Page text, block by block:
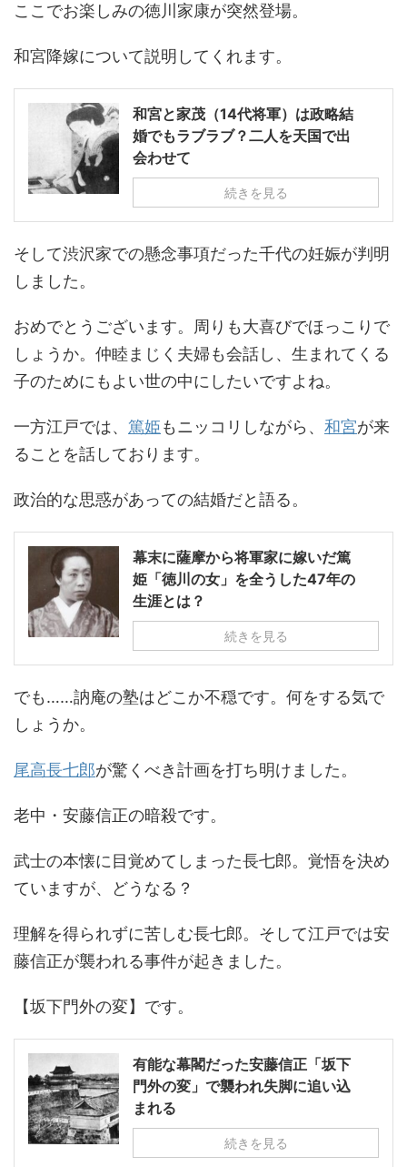
ここでお楽しみの徳川家康が突然登場。
和宮降嫁について説明してくれます。
和宮と家茂（14代将軍）は政略結
婚でもラブラブ？二人を天国で出
会わせて
続きを見る
そして渋沢家での懸念事項だった千代の妊娠が判明
しました。
おめでとうございます。周りも大喜びでほっこりで
しょうか。仲睦まじく夫婦も会話し、生まれてくる
子のためにもよい世の中にしたいですよね。
一方江戸では、 篤姫もニッコリしながら、 和宮が来
ることを話しております。
政治的な思惑があっての結婚だと語る。
幕末に薩摩から将軍家に嫁いだ篤
姫「徳川の女」を全うした47年の
生涯とは？
続きを見る
でも……訥庵の塾はどこか不穏です。何をする気で
しょうか。
尾高長七郎が驚くべき計画を打ち明けました。
老中・安藤信正の暗殺です。
武士の本懐に目覚めてしまった長七郎。覚悟を決め
ていますが、どうなる？
理解を得られずに苦しむ長七郎。そして江戸では安
藤信正が襲われる事件が起きました。
【坂下門外の変】です。
有能な幕閣だった安藤信正「坂下
門外の変」で襲われ失脚に追い込
まれる
続きを見る